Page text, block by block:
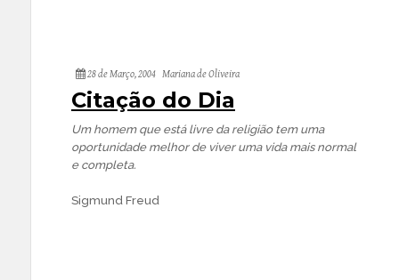
28 de Março, 2004 Mariana de Oliveira
Citação do Dia
Um homem que está livre da religião tem uma
oportunidade melhor de viver uma vida mais normal
e completa.
Sigmund Freud